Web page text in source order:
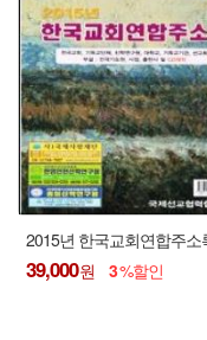
2015년 한국교회연합주소
39,000 3